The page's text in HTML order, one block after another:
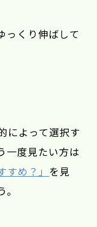
っくり伸ばして
によって選択す
一度見たい方は
め？」 を見